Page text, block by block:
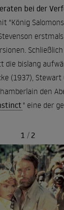
bei der
"König
bislang
(1937),
den
" eine der
1 / 2